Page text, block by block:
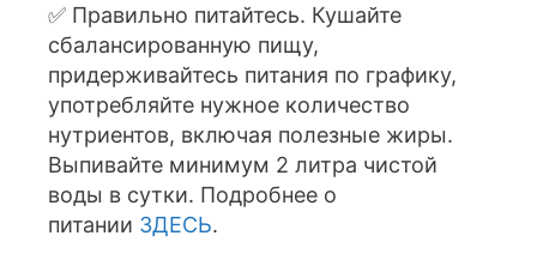
✅ Правильно питайтесь. Кушайте
сбалансированную пищу,
придерживайтесь питания по графику,
употребляйте нужное количество
нутриентов, включая полезные жиры.
Выпивайте минимум 2 литра чистой
воды в сутки. Подробнее о
питании ЗДЕСЬ.